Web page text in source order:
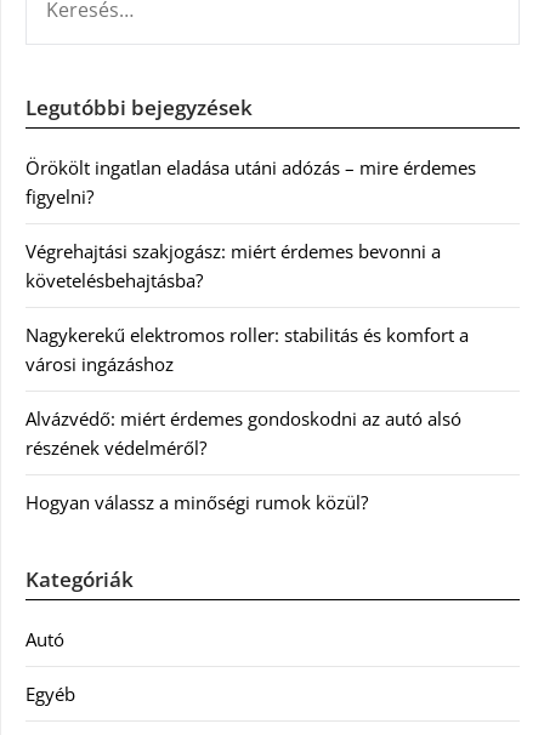
Legutóbbi bejegyzések
Örökölt ingatlan eladása utáni adózás – mire érdemes
figyelni?
Végrehajtási szakjogász: miért érdemes bevonni a
követelésbehajtásba?
Nagykerekű elektromos roller: stabilitás és komfort a
városi ingázáshoz
Alvázvédő: miért érdemes gondoskodni az autó alsó
részének védelméről?
Hogyan válassz a minőségi rumok közül?
Kategóriák
Autó
Egyéb